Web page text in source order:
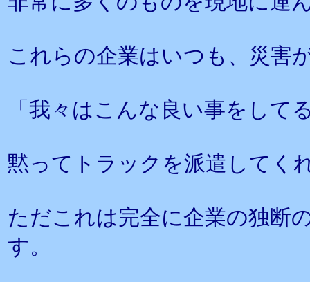
これらの企業はいつも、災害
「我々はこんな良い事をして
黙ってトラックを派遣してく
ただこれは完全に企業の独断
す。